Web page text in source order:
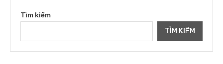
Tìm kiếm
TÌM KIẾM